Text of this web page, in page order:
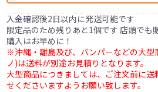
入金確認後2日以内に発送可能です
限定品のため残りあと1個です 店頭でも
購入はお早めに！
※沖縄・離島及び、バンパーなどの大型
ノ)は送料が別途お見積りとなります。
大型商品につきましては、ご注文前に
せくださいますようお願い致します。